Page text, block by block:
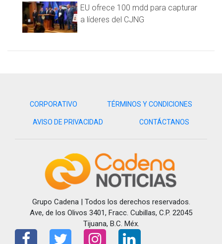
EU ofrece 100 mdd para capturar
a líderes del CJNG
CORPORATIVO TÉRMINOS Y CONDICIONES
AVISO DE PRIVACIDAD CONTÁCTANOS
Grupo Cadena | Todos los derechos reservados.
Ave, de los Olivos 3401, Fracc. Cubillas, C.P. 22045
Tijuana, B.C. Méx.